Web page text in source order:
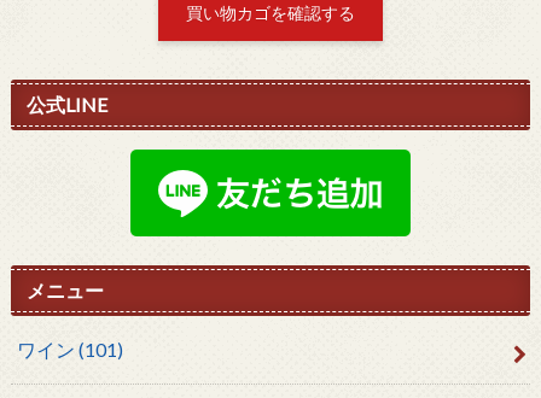
買い物カゴを確認する
公式LINE
メニュー
ワイン (101)